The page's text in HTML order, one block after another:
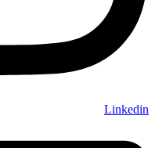
Linkedin